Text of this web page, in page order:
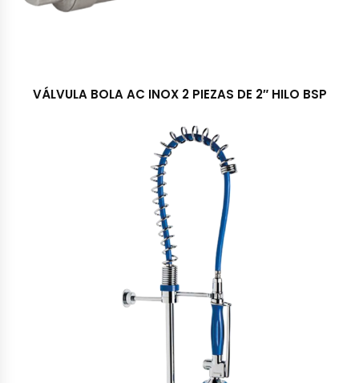
VÁLVULA BOLA AC INOX 2 PIEZAS DE 2″ HILO BSP